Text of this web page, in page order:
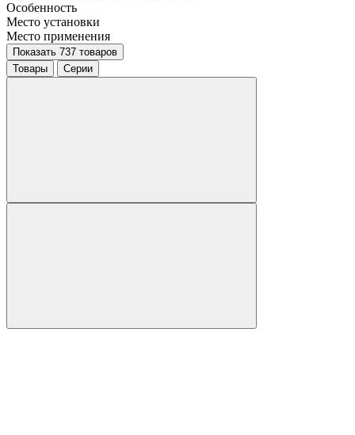
Особенность
Место установки
Место применения
Показать 737 товаров
Товары
Серии